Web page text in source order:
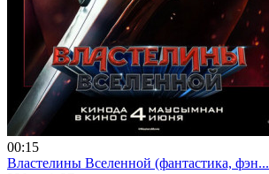
00:15
Властелины Вселенной (фантастика, фэн...